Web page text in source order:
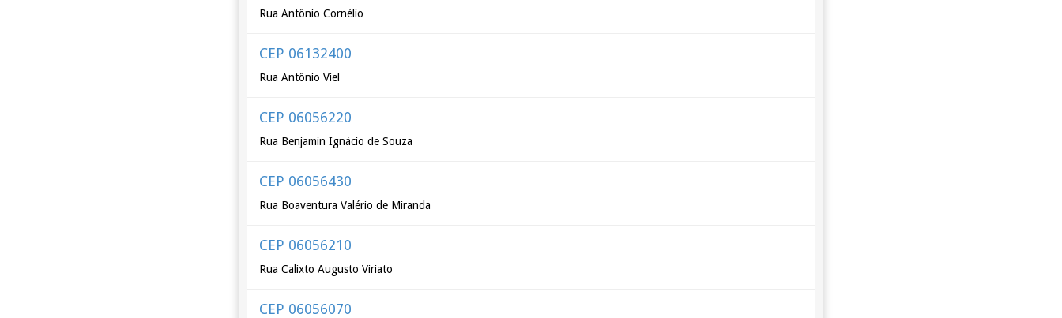
Rua Antônio Cornélio
CEP 06132400
Rua Antônio Viel
CEP 06056220
Rua Benjamin Ignácio de Souza
CEP 06056430
Rua Boaventura Valério de Miranda
CEP 06056210
Rua Calixto Augusto Viriato
CEP 06056070